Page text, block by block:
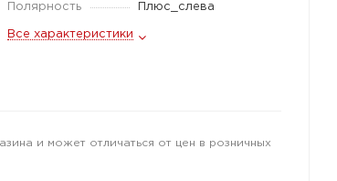
Полярность Плюс_слева
Все характеристики
и может отличаться от цен в розничных